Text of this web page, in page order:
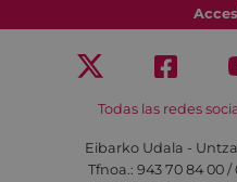
Todas las redes
Eibarko Udala -
Tfnoa.: 943 70 84 00 /